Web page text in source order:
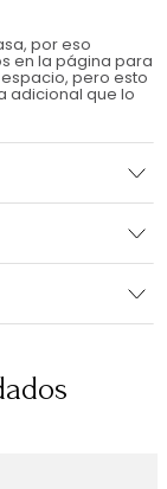
por eso
en la página para
pero esto
adicional que lo